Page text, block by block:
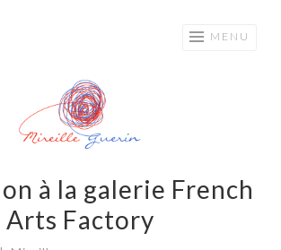
MENU
à la galerie French
Arts Factory